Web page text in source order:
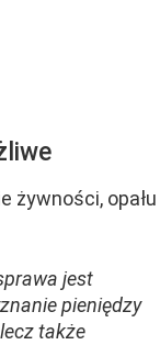
żywności, opału
jest
pieniędzy
także